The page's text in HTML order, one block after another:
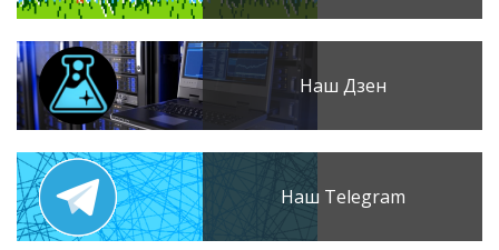
Наш Дзен
Наш Telegram